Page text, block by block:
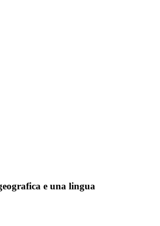
e una lingua